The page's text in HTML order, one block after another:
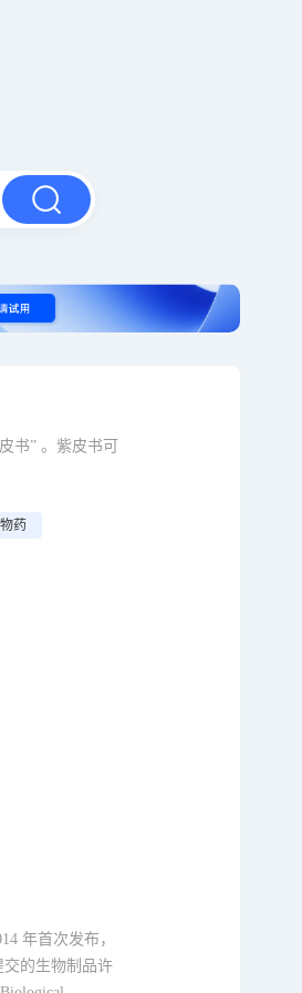
书” 。紫皮书可
药
年首次发布，
的生物制品许